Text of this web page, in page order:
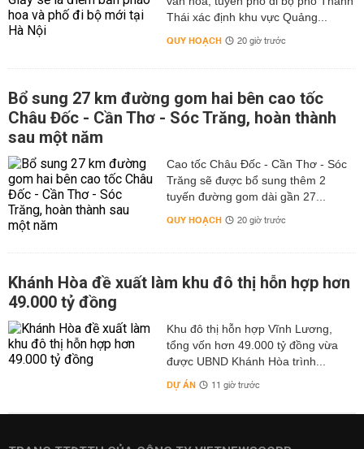
Thái xác định khu vực Quảng...
QUY HOẠCH 20 giờ trước
Bổ sung 27 km đường gom hai bên cao tốc
Châu Đốc - Cần Thơ - Sóc Trăng, hoàn thành
sau một năm
Cao tốc Châu Đốc - Cần Thơ - Sóc
Trăng sẽ được bổ sung thêm 2
tuyến đường gom dài gần 27...
QUY HOẠCH 20 giờ trước
Khánh Hòa đề xuất làm khu đô thị hỗn hợp hơn
49.000 tỷ đồng
Khu đô thị hỗn hợp Vĩnh Lương,
tổng vốn hơn 49.000 tỷ đồng vừa
được UBND Khánh Hòa trình...
DỰ ÁN 11 giờ trước